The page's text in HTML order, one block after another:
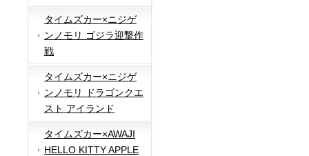
タイムズカー×ニジゲ
ンノモリ ゴジラ迎撃作
戦
タイムズカー×ニジゲ
ンノモリ ドラゴンクエ
スト アイランド
タイムズカー×AWAJI
HELLO KITTY APPLE